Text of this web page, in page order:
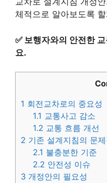
체적으로 알아보도록
✅ 보행자와의 안전한
요.
1 회전교차로의 중요성
1.1 교통사고 감소
1.2 교통 흐름 개선
2 기존 설계지침의 문제
2.1 불충분한 기준
2.2 안전성 이슈
3 개정안의 필요성